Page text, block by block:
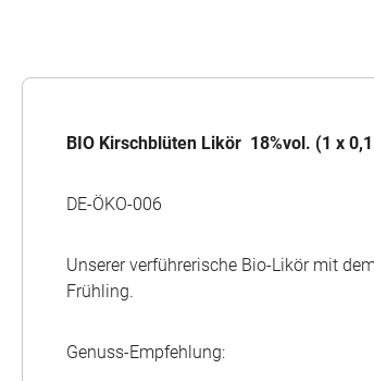
BIO Kirschblüten Likör 18%vol. (1 x
DE-ÖKO-006
Unserer verführerische Bio-Likör mit
Frühling.
Genuss-Empfehlung: